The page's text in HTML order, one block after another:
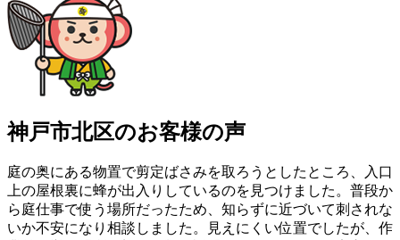
神戸市北区のお客様の声
庭の奥にある物置で剪定ばさみを取ろうとしたところ、入口
上の屋根裏に蜂が出入りしているのを見つけました。普段か
ら庭仕事で使う場所だったため、知らずに近づいて刺されな
いか不安になり相談しました。見えにくい位置でしたが、作